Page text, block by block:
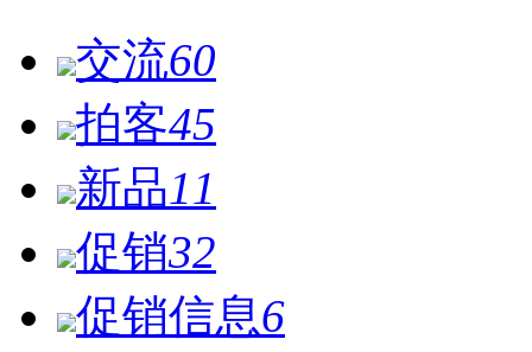
交流60
拍客45
新品11
促销32
促销信息6